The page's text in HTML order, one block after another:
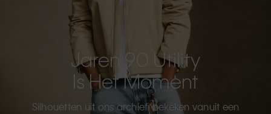
Jaren 90 Utility
Is Het Moment
Silhouetten uit ons archief, bekeken vanuit een